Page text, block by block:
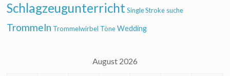
Schlagzeugunterricht Single Stroke suche
Trommeln Trommelwirbel Töne Wedding
August 2026